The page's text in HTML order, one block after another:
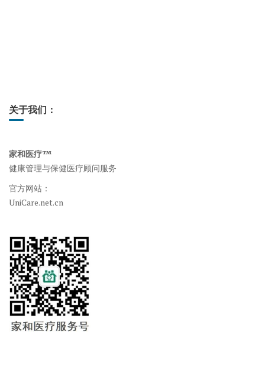
关于我们：
家和医疗™
健康管理与保健医疗顾问服务
官方网站：
UniCare.net.cn